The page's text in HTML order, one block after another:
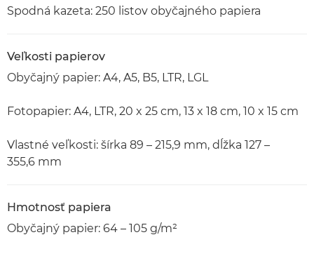
Spodná kazeta: 250 listov obyčajného papiera
Veľkosti papierov
Obyčajný papier: A4, A5, B5, LTR, LGL
Fotopapier: A4, LTR, 20 x 25 cm, 13 x 18 cm, 10 x 15 cm
Vlastné veľkosti: šírka 89 – 215,9 mm, dĺžka 127 –
355,6 mm
Hmotnosť papiera
Obyčajný papier: 64 – 105 g/m²